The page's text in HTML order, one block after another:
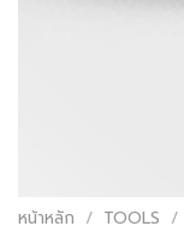
หน้าหลัก / TOOLS /